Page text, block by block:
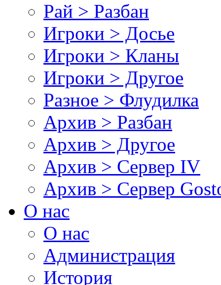
Рай > Разбан
Игроки > Досье
Игроки > Кланы
Игроки > Другое
Разное > Флудилка
Архив > Разбан
Архив > Другое
Архив > Сервер IV
Архив > Сервер
О нас
О нас
Администрация
История